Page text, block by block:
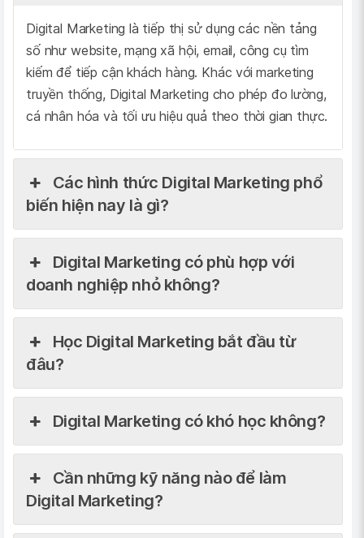
Digital Marketing là tiếp thị sử dụng các nền tảng
số như website, mạng xã hội, email, công cụ tìm
kiếm để tiếp cận khách hàng. Khác với marketing
truyền thống, Digital Marketing cho phép đo lường,
cá nhân hóa và tối ưu hiệu quả theo thời gian thực.
Các hình thức Digital Marketing phổ
biến hiện nay là gì?
Digital Marketing có phù hợp với
doanh nghiệp nhỏ không?
Học Digital Marketing bắt đầu từ
đâu?
Digital Marketing có khó học không?
Cần những kỹ năng nào để làm
Digital Marketing?